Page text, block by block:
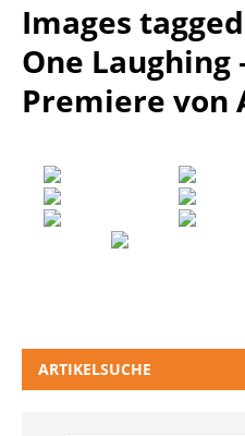
Images
One Laughing
Premiere von
ARTIKELSUCHE